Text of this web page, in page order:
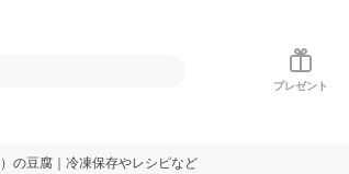
プレゼント
の豆腐｜冷凍保存やレシピなど